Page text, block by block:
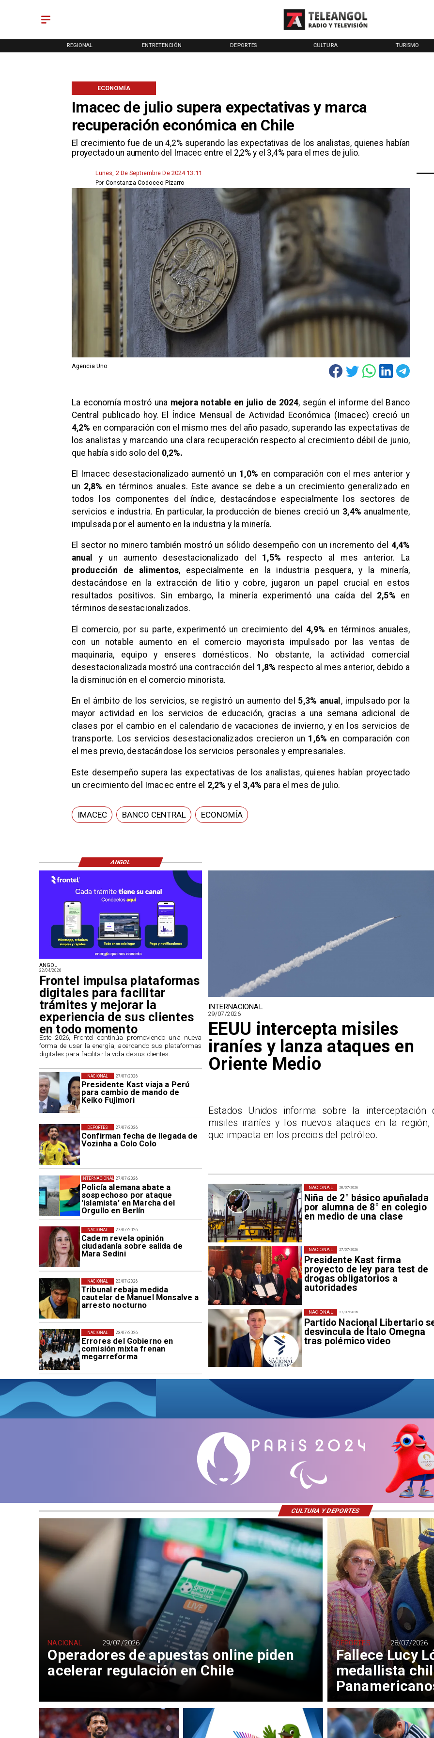
ENTRETENCIÓN DEPORTES CULTURA TURISMO
Imacec de julio supera expectativas y marca
recuperación económica en Chile
El crecimiento fue de un 4,2% superando las expectativas de los analistas, quienes habían
proyectado un aumento del Imacec entre el 2,2% y el 3,4% para el mes de julio.
ECONOMÍA
Lunes, 2 De Septiembre De 2024 13:11
Constanza Codoceo Pizarro
Por
Agencia Uno
La economía mostró una mejora notable en julio de 2024, según el informe del Banco
Central publicado hoy. El Índice Mensual de Actividad Económica (Imacec) creció un
4,2% en comparación con el mismo mes del año pasado, superando las expectativas de
los analistas y marcando una clara recuperación respecto al crecimiento débil de junio,
que había sido solo del 0,2%.
El Imacec desestacionalizado aumentó un 1,0% en comparación con el mes anterior y
un 2,8% en términos anuales. Este avance se debe a un crecimiento generalizado en
todos los componentes del índice, destacándose especialmente los sectores de
servicios e industria. En particular, la producción de bienes creció un 3,4% anualmente,
impulsada por el aumento en la industria y la minería.
El sector no minero también mostró un sólido desempeño con un incremento del 4,4%
anual y un aumento desestacionalizado del 1,5% respecto al mes anterior. La
producción de alimentos, especialmente en la industria pesquera, y la minería,
destacándose en la extracción de litio y cobre, jugaron un papel crucial en estos
resultados positivos. Sin embargo, la minería experimentó una caída del 2,5% en
términos desestacionalizados.
El comercio, por su parte, experimentó un crecimiento del4,9% en términos anuales,
con un notable aumento en el comercio mayorista impulsado por las ventas de
maquinaria, equipo y enseres domésticos. No obstante, la actividad comercial
desestacionalizada mostró una contracción del 1,8% respecto al mes anterior, debido a
la disminución en el comercio minorista.
En el ámbito de los servicios, se registró un aumento del 5,3% anual , impulsado por la
mayor actividad en los servicios de educación, gracias a una semana adicional de
clases por el cambio en el calendario de vacaciones de invierno, y en los servicios de
transporte. Los servicios desestacionalizados crecieron un 1,6% en comparación con
el mes previo, destacándose los servicios personales y empresariales.
Este desempeño supera las expectativas de los analistas, quienes habían proyectado
un crecimiento del Imacec entre el 2,2% y el 3,4% para el mes de julio.
IMACEC BANCO CENTRAL ECONOMÍA
27/07/2026
Presidente Kast viaja a Perú
para cambio de mando de
Keiko Fujimori
NACIONAL
27/07/2026
Confirman fecha de llegada de
Vozinha a Colo Colo
DEPORTES
27/07/2026
Policía alemana abate a
sospechoso por ataque
'islamista' en Marcha del
Orgullo en Berlín
INTERNACIONAL
27/07/2026
Cadem revela opinión
ciudadanía sobre salida de
Mara Sedini
NACIONAL
23/07/2026
Tribunal rebaja medida
cautelar de Manuel Monsalve a
arresto nocturno
NACIONAL
23/07/2026
Errores del Gobierno en
comisión mixta frenan
megarreforma
NACIONAL
28/07/2026
Niña de 2° básico apuñalada
por alumna de 8° en colegio
en medio de una clase
NACIONAL
27/07/2026
Presidente Kast firma
proyecto de ley para test de
drogas obligatorios a
autoridades
NACIONAL
27/07/2026
Partido Nacional Libertario
desvincula de Ítalo Omegna
tras polémico video
NACIONAL
ANGOL
22/04/2026
Frontel impulsa plataformas
digitales para facilitar
trámites y mejorar la
experiencia de sus clientes
en todo momento
​Este 2026, Frontel continúa promoviendo una nueva
forma de usar la energía, acercando sus plataformas
digitales para facilitar la vida de sus clientes.
INTERNACIONAL
29/07/2026
EEUU intercepta misiles
iraníes y lanza ataques en
Oriente Medio
Estados Unidos informa sobre la interceptación
misiles iraníes y los nuevos ataques en la región,
que impacta en los precios del petróleo.
ANGOL
Operadores de apuestas online piden
acelerar regulación en Chile
NACIONAL 29/07/2026
Fallece Lucy
medallista
DEPORTES 28/07/2026
CULTURA Y DEPORTES